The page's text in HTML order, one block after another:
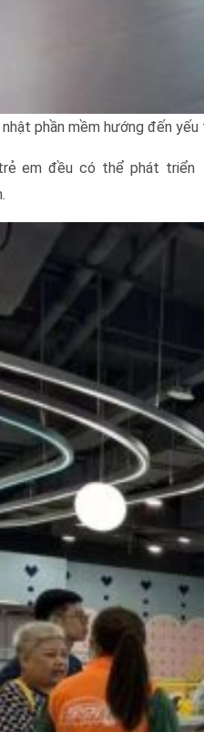
phần mềm hướng đến
em đều có thể phát triển